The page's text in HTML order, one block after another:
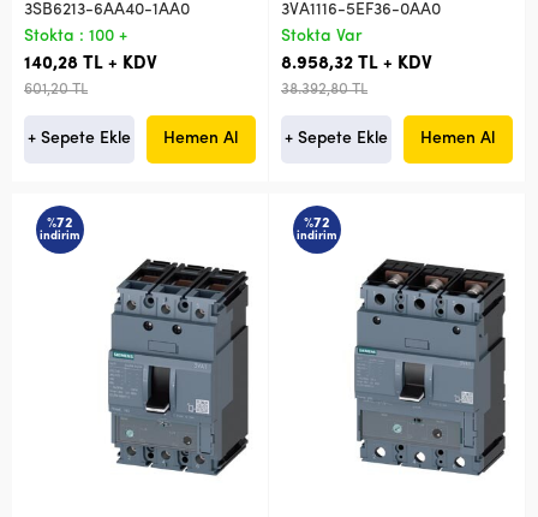
3SB6213-6AA40-1AA0
Stokta : 100 +
140,28 TL + KDV
601,20 TL
+ Sepete Ekle Hemen Al
3VA1116-5EF36-0AA0
Stokta Var
8.958,32 TL + KDV
38.392,80 TL
+ Sepete Ekle Hemen Al
%72
indirim
%72
indirim